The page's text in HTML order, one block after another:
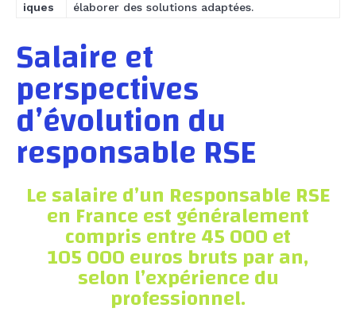
iques
élaborer des solutions adaptées.
Salaire et
perspectives
d’évolution du
responsable RSE
Le salaire d’un Responsable RSE
en France est généralement
compris entre 45 000 et
105 000 euros bruts par an,
selon l’expérience du
professionnel.